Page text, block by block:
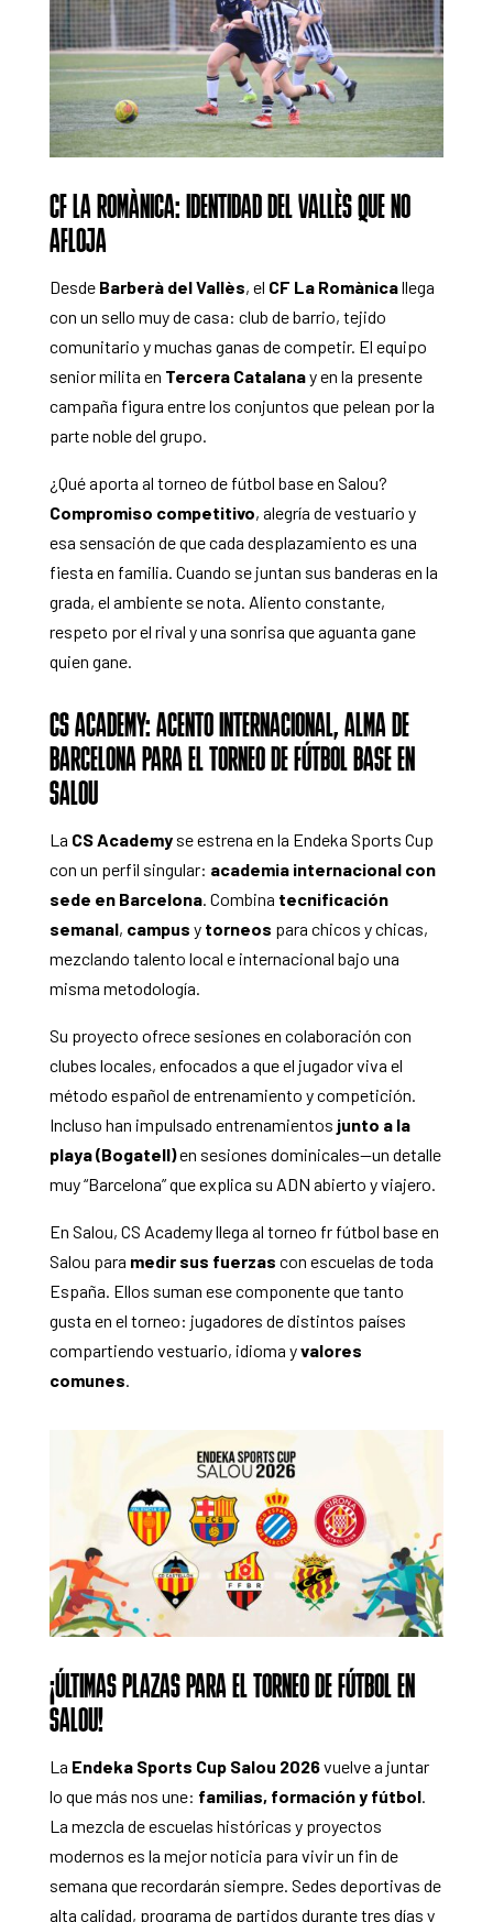
CF LA ROMÀNICA: IDENTIDAD DEL VALLÈS QUE NO
AFLOJA
Desde Barberà del Vallès, el CF La Romànicallega
con un sello muy de casa: club de barrio, tejido
comunitario y muchas ganas de competir. El equipo
senior milita en Tercera Catalanay en la presente
campaña figura entre los conjuntos que pelean por la
parte noble del grupo.
¿Qué aporta al torneo de fútbol base en Salou?
Compromiso competitivo, alegría de vestuario y
esa sensación de que cada desplazamiento es una
fiesta en familia. Cuando se juntan sus banderas en la
grada, el ambiente se nota. Aliento constante,
respeto por el rival y una sonrisa que aguanta gane
quien gane.
CS ACADEMY: ACENTO INTERNACIONAL, ALMA DE
BARCELONA PARA EL TORNEO DE FÚTBOL BASE EN
SALOU
La CS Academyse estrena en la Endeka Sports Cup
con un perfil singular: academia internacional con
sede en Barcelona. Combina tecnificación
semanal, campus y torneos para chicos y chicas,
mezclando talento local e internacional bajo una
misma metodología.
Su proyecto ofrece sesiones en colaboración con
clubes locales, enfocados a que el jugador viva el
método español de entrenamiento y competición.
Incluso han impulsado entrenamientos junto a la
playa (Bogatell)en sesiones dominicales—un detalle
muy “Barcelona” que explica su ADN abierto y viajero.
En Salou, CS Academy llega al torneo fr fútbol base en
Salou para medir sus fuerzas con escuelas de toda
España. Ellos suman ese componente que tanto
gusta en el torneo: jugadores de distintos países
compartiendo vestuario, idioma yvalores
comunes.
¡ÚLTIMAS PLAZAS PARA EL TORNEO DE FÚTBOL EN
SALOU!
La Endeka Sports Cup Salou 2026vuelve a juntar
lo que más nos une: familias, formación y fútbol.
La mezcla de escuelas históricas y proyectos
modernos es la mejor noticia para vivir un fin de
semana que recordarán siempre. Sedes deportivas de
alta calidad, programa de partidos durante tres días y